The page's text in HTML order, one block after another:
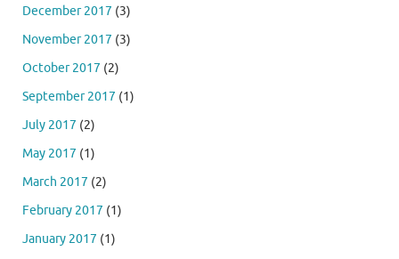
December 2017 (3)
November 2017 (3)
October 2017 (2)
September 2017 (1)
July 2017 (2)
May 2017 (1)
March 2017 (2)
February 2017 (1)
January 2017 (1)